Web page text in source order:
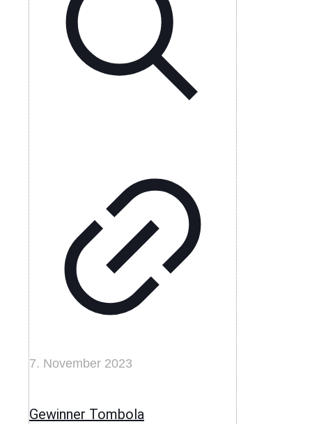
7. November 2023
Gewinner Tombola